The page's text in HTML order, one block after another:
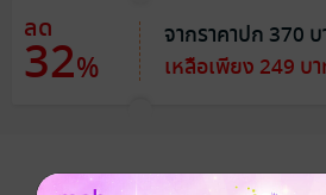
ลด
32%
จากราคาปก 370
เหลือเพียง 249 บ